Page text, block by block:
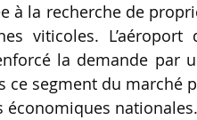
à la recherche de
viticoles. L’aéroport
la demande par
segment du marché
économiques nationales.